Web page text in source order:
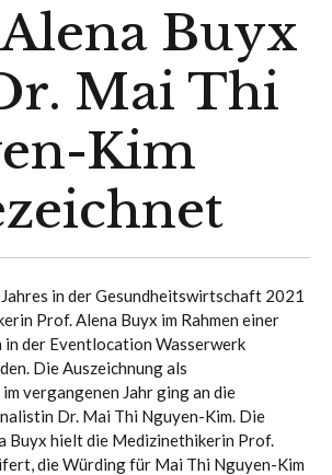
Buyx
Mai Thi
Kim
in der Gesundheitswirtschaft 2021
Prof. Alena Buyx im Rahmen einer
in der Eventlocation Wasserwerk
Die Auszeichnung als
vergangenen Jahr ging an die
Dr. Mai Thi Nguyen-Kim. Die
Buyx hielt die Medizinethikerin Prof.
die Würding für Mai Thi Nguyen-Kim